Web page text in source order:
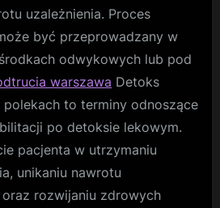
uzależnienia. Proces
być przeprowadzany w
odwykowych lub pod
warszawa Detoks
to terminy odnoszące
po detoksie lekowym.
pacjenta w utrzymaniu
unikaniu nawrotu
rozwijaniu zdrowych